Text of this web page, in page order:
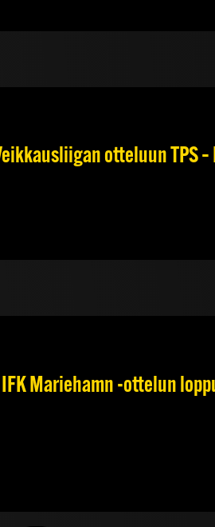
otteluun TPS
IFK Mariehamn -ottelun